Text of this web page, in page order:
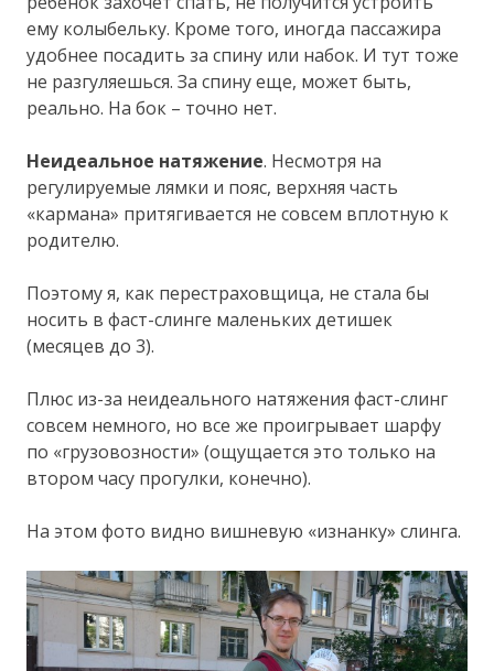
ему колыбельку. Кроме того, иногда пассажира
удобнее посадить за спину или набок. И тут тоже
не разгуляешься. За спину еще, может быть,
реально. На бок – точно нет.
Неидеальное натяжение. Несмотря на
регулируемые лямки и пояс, верхняя часть
«кармана» притягивается не совсем вплотную к
родителю.
Поэтому я, как перестраховщица, не стала бы
носить в фаст-слинге маленьких детишек
(месяцев до 3).
Плюс из-за неидеального натяжения фаст-слинг
совсем немного, но все же проигрывает шарфу
по «грузовозности» (ощущается это только на
втором часу прогулки, конечно).
На этом фото видно вишневую «изнанку» слинга.